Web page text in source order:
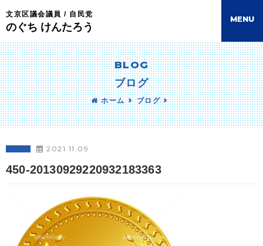
文京区議会議員 / 自民党
のぐち けんたろう
MENU
BLOG
ブログ
ホーム ブログ
2021.11.09
450-20130929220932183363